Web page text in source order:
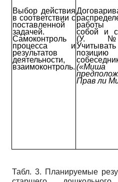
Выбор действия
в соответствии с
поставленной
задачей.
Самоконтроль
процесса и
результатов
деятельности,
взаимоконтроль.
работы
собой и
(У.
Учитывать
позицию
(«Миша
Прав ли
Табл. 3. Планируемые